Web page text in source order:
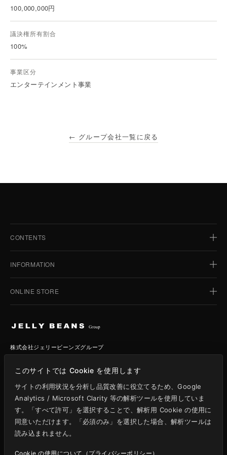
100,000,000円
議決権所有割合
100%
事業区分
エンターテインメント事業
← グループ会社一覧に戻る
株式会社ジェリービーンズグループ
東京都中央区勝どき3-13-1
フォアフロントタワーⅡ 8階
証券コード: 3070 / 東証グロース
CONTENTS
HOME
ホーム
BRAND
STORIES
ストーリー
COMPANY
会社情報
採用情報
INFORMATION
TOPICS
トピックス
IR情報
CSR
BENEFITS
株主優待
STOCK INFO
株式情報
ONLINE STORE
ジェリービーンズ
ジェリービーンズスタイル
361°
361°
VOVO
VOVO
このサイトでは Cookie を使用します
サイトの利用状況を分析し品質改善に役立てるため、Google
Analytics / Microsoft Clarity 等の解析ツールを使用していま
す。「すべて許可」を選択することで、解析用 Cookie の使用に
同意いただけます。「必須のみ」を選択した場合、解析ツールは
読み込まれません。
Cookie の使用について（プライバシーポリシー）